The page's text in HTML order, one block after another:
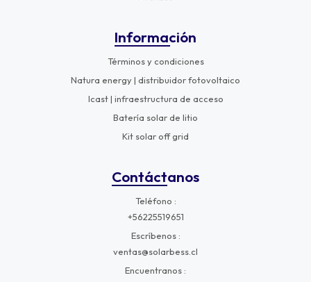
Información
Términos y condiciones
Natura energy | distribuidor fotovoltaico
Icast | infraestructura de acceso
Batería solar de litio
Kit solar off grid
Contáctanos
Teléfono
+56225519651
Escríbenos
ventas@solarbess.cl
Encuentranos